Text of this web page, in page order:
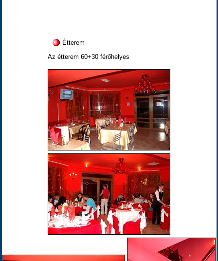
Étterem
Az étterem 60+30 férőhelyes